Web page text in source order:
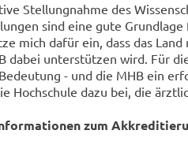
Stel­lung­nah­me des
sind eine gute
mich dafür ein, dass das
dabei un­ter­stüt­zen wird. Für
- und die MHB ein
Hoch­schu­le dazu bei, die
zum